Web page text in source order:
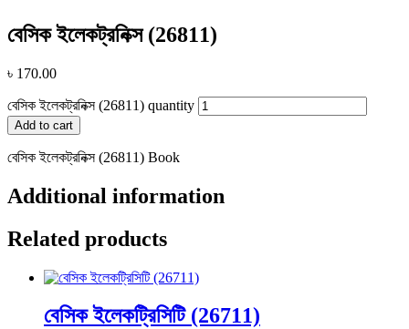
বেসিক ইলেকট্রনিক্স (26811)
৳ 170.00
বেসিক ইলেকট্রনিক্স (26811) quantity
Add to cart
বেসিক ইলেকট্রনিক্স (26811) Book
Additional information
Related products
বেসিক ইলেকট্রিসিটি (26711)